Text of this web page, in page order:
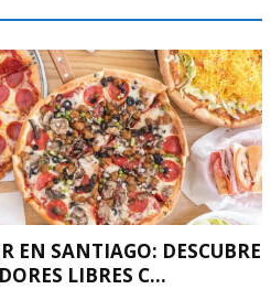
EN SANTIAGO: DESCUBRE
LIBRES C...